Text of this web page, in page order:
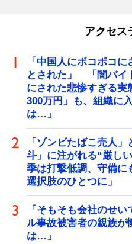
アクセス
「中国人にボコボコ
とされた」 「闇バイ
にされた悲惨すぎる
300万円」も、組織に
は…」
「ゾンビたばこ売人
斗」に注がれる“厳し
季は打撃低調、守備
選択肢のひとつに」
「そもそも会社のせ
ル事故被害者の親族
は…」